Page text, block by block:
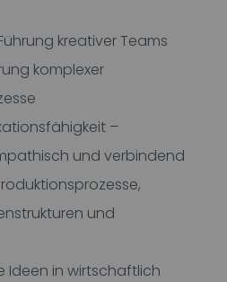
kreativer Teams
komplexer
–
und verbindend
und
Ideen in wirtschaftlich